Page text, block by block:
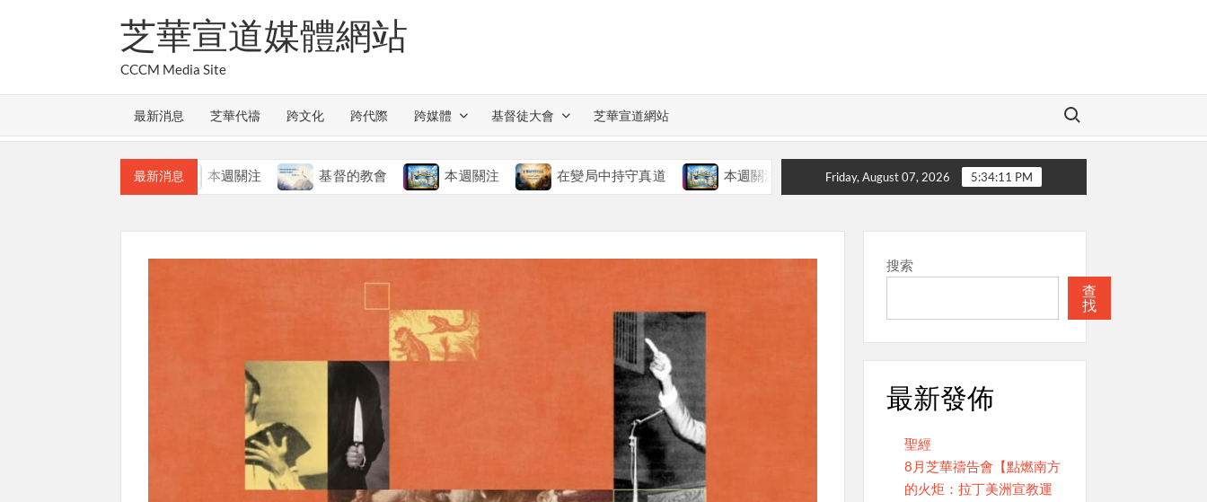
芝華宣道媒體網站
CCCM Media Site
最新消息 芝華代禱 跨文化 跨代際 跨媒體 基督徒大會 芝華宣道網站
Search for:
最新消息
本週關注 基督的教會 本週關注 在變局中持守真道 本週關注 慈愛的神 本週關注 聖經
Friday, August 07, 2026 5:34:11 PM
搜索
查
找
最新發佈
聖經
8月芝華禱告會【點燃南方
的火炬：拉丁美洲宣教運